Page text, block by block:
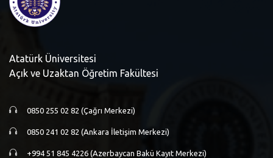
Atatürk Üniversitesi
Açık ve Uzaktan Öğretim Fakültesi
0850 255 02 82 (Çağrı Merkezi)
0850 241 02 82 (Ankara İletişim Merkezi)
+994 51 845 4226 (Azerbaycan Bakü Kayıt Merkezi)